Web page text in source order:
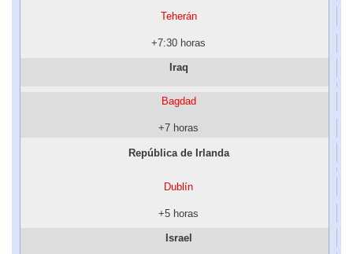
Teherán
+7:30 horas
Iraq
Bagdad
+7 horas
República de Irlanda
Dublín
+5 horas
Israel